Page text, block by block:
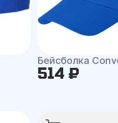
Бейсболка
514 ₽